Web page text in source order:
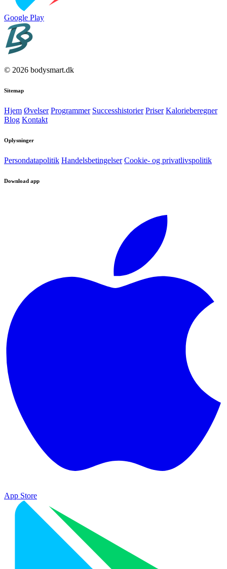
Google Play
© 2026 bodysmart.dk
Sitemap
Hjem Øvelser Programmer Successhistorier Priser Kalorieberegner
Blog Kontakt
Oplysninger
Persondatapolitik Handelsbetingelser Cookie- og privatlivspolitik
Download app
App Store